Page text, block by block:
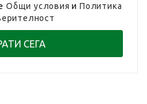
Общи условия иПолитика